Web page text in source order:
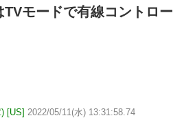
モードで有線コントロー
[US] 2022/05/11(水) 13:31:58.74